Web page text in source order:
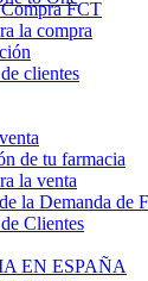
FCT
la compra
clientes
de tu farmacia
la venta
la Demanda de
Clientes
EN ESPAÑA